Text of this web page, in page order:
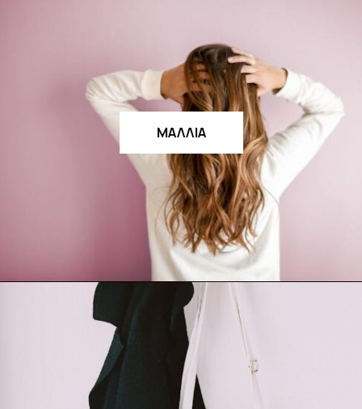
ΜΑΛΛΙΑ